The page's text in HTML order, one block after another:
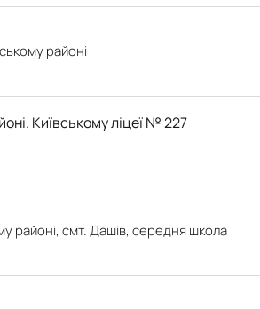
районі
Київському ліцеї № 227
районі, смт. Дашів, середня школа